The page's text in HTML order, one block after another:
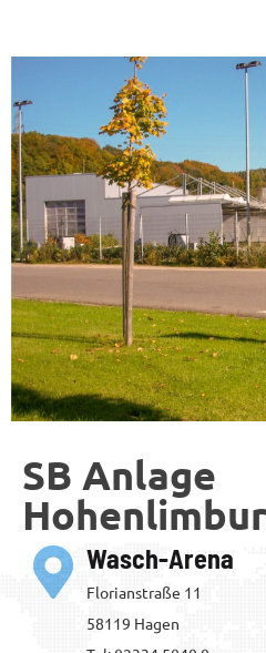
SB Anlage
Wasch-Arena
Florianstraße 11
58119 Hagen